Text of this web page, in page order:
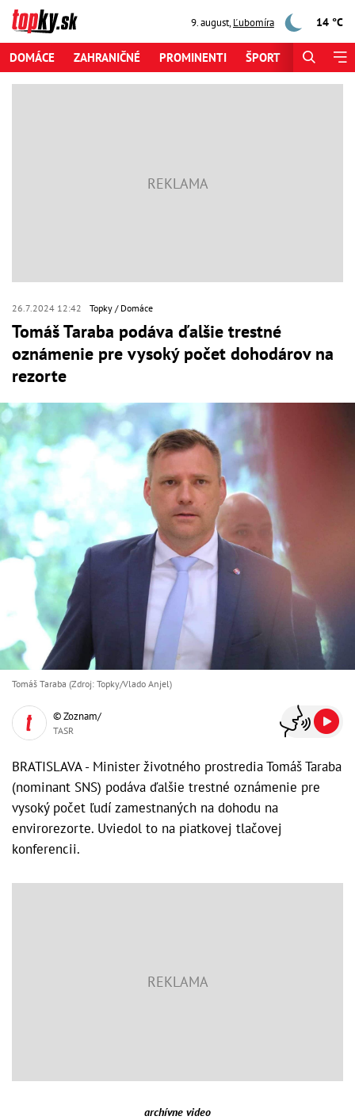
9. august,Ľubomíra 14 °C
DOMÁCE ZAHRANIČNÉ PROMINENTI ŠPORT
26.7.2024 12:42 Topky Domáce
Tomáš Taraba podáva ďalšie trestné
oznámenie pre vysoký počet dohodárov na
rezorte
Tomáš Taraba (Zdroj: Topky/Vlado Anjel)
© Zoznam/
TASR
BRATISLAVA - Minister životného prostredia Tomáš Taraba
(nominant SNS) podáva ďalšie trestné oznámenie pre
vysoký počet ľudí zamestnaných na dohodu na
envirorezorte. Uviedol to na piatkovej tlačovej
konferencii.
archívne video